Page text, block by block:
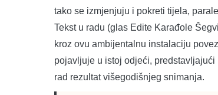
tako se izmjenjuju i pokreti tijela,
Tekst u radu (glas Edite Karađole
kroz ovu ambijentalnu instalaciju
pojavljuje u istoj odjeći,
rad rezultat višegodišnjeg snimanja.